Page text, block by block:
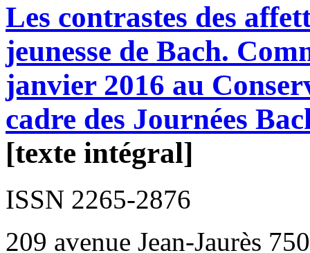
Les contrastes des
jeunesse de Bach.
janvier 2016 au
cadre des Journées
[texte intégral]
ISSN 2265-2876
209 avenue Jean-Jaurès